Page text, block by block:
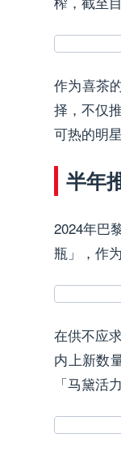
作为喜茶
择，不仅
可热的明
半年
2024年巴
瓶」，作
在供不应
内上新数
「马黛活